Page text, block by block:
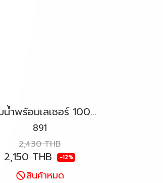
ระดับน้ำพร้อมเลเซอร์ 100" (30cm) KAPRO รุ่น 891 Prolaser®
891
2,430 THB
2,150 THB -12%
สินค้าหมด